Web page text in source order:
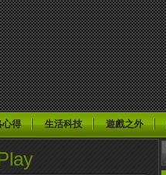
心得 生活科技 遊戲之外